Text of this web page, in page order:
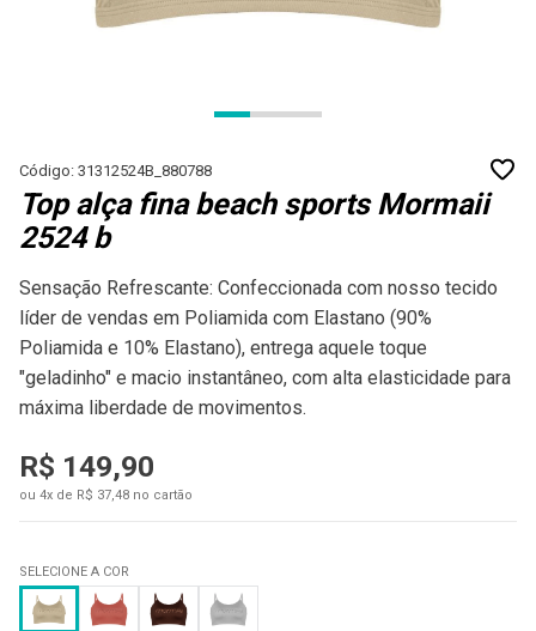
Código: 31312524B_880788
Top alça fina beach sports Mormaii
2524 b
Sensação Refrescante: Confeccionada com nosso tecido
líder de vendas em Poliamida com Elastano (90%
Poliamida e 10% Elastano), entrega aquele toque
"geladinho" e macio instantâneo, com alta elasticidade para
máxima liberdade de movimentos.
R$ 149,90
ou 4x de R$ 37,48 no cartão
SELECIONE A COR